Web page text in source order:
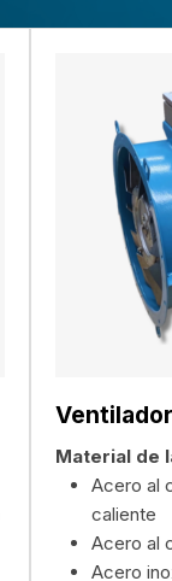
Material de
Acero al
caliente
Acero al
Acero